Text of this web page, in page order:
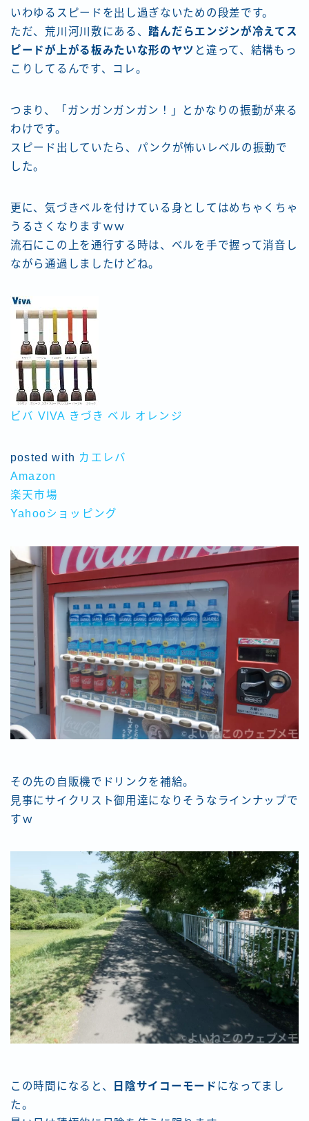
いわゆるスピードを出し過ぎないための段差です。
ただ、荒川河川敷にある、 踏んだらエンジンが冷えてス
ピードが上がる板みたいな形のヤツ と違って、結構もっ
こりしてるんです、コレ。
つまり、「ガンガンガンガン！」とかなりの振動が来る
わけです。
スピード出していたら、パンクが怖いレベルの振動で
した。
更に、気づきベルを付けている身としてはめちゃくちゃ
うるさくなりますｗｗ
流石にこの上を通行する時は、ベルを手で握って消音し
ながら通過しましたけどね。
ビバ VIVA きづき ベル オレンジ
posted with カエレバ
Amazon
楽天市場
Yahooショッピング
その先の自販機でドリンクを補給。
見事にサイクリスト御用達になりそうなラインナップで
すｗ
この時間になると、 日陰サイコーモード になってまし
た。